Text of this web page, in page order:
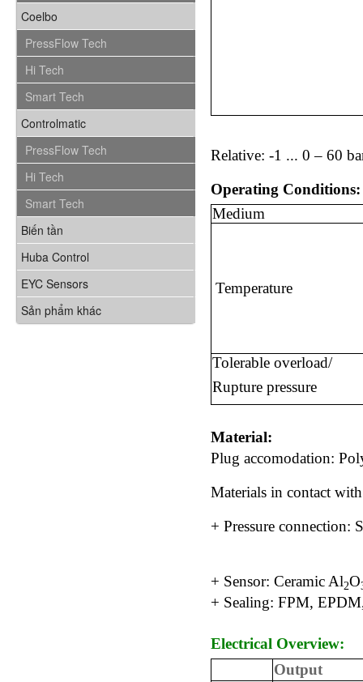
Coelbo
PressFlow Tech
Hi Tech
Smart Tech
Controlmatic
PressFlow Tech
Hi Tech
Smart Tech
Biến tần
Huba Control
EYC Sensors
Sản phẩm khác
Relative: -1 ... 0 – 60
Operating Conditions:
Medium
Temperature
Tolerable overload/
Rupture pressure
Material:
Plug accomodation:
Materials in contact
+ Pressure connection:
+ Sensor: Ceramic Al2O
+ Sealing: FPM,
Electrical Overview:
Output